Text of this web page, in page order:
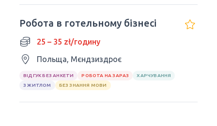
Робота в готельному бізнесі
25 – 35 zł/годину
Польща, Мєндзиздроє
ВІДГУК БЕЗ АНКЕТИ РОБОТА НА ЗАРАЗ
ХАРЧУВАННЯ
З ЖИТЛОМ
БЕЗ ЗНАННЯ МОВИ